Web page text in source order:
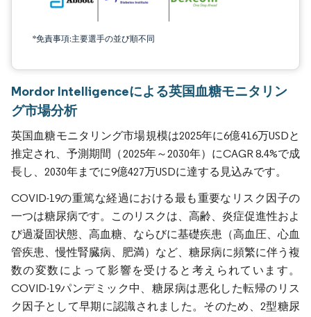
*免責事項:主要選手の並び順不同
Mordor Intelligenceによる英国血糖モニタリン
グ市場分析
英国血糖モニタリング市場規模は2025年に6億416万USDと
推定され、予測期間（2025年～2030年）にCAGR 8.4%で成
長し、2030年までに9億427万USDに達する見込みです。
COVID-19の重篤な経過における最も重要なリスク因子の
一つは糖尿病です。このリスクは、高齢、炎症促進性およ
び過凝固状態、高血糖、ならびに基礎疾患（高血圧、心血
管疾患、慢性腎臓病、肥満）など、糖尿病に頻繁に伴う複
数の変数によって影響を受けると考えられています。
COVID-19パンデミック中、糖尿病は悪化した転帰のリス
ク因子として早期に認識されました。そのため、2型糖尿